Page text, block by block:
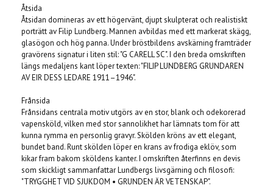
Åtsida
Åtsidan domineras av ett högervänt, djupt skulpterat och realistiskt
porträtt av Filip Lundberg. Mannen avbildas med ett markerat skägg,
glasögon och hög panna. Under bröstbildens avskärning framträder
gravörens signatur i liten stil: "G CARELL SC". I den breda omskriften
längs medaljens kant löper texten: "FILIP LUNDBERG GRUNDAREN
AV EIR DESS LEDARE 1911–1946".
Frånsida
Frånsidans centrala motiv utgörs av en stor, blank och odekorerad
vapensköld, vilken med stor sannolikhet har lämnats tom för att
kunna rymma en personlig gravyr. Skölden kröns av ett elegant,
bundet band. Runt skölden löper en krans av frodiga eklöv, som
kikar fram bakom sköldens kanter. I omskriften återfinns en devis
som skickligt sammanfattar Lundbergs livsgärning och filosofi:
"TRYGGHET VID SJUKDOM • GRUNDEN ÄR VETENSKAP".